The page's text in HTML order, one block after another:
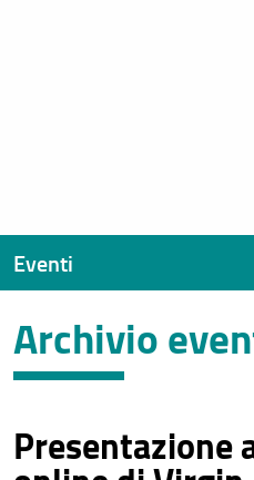
Archivio
Presentazione
Eventi
Eventi recenti
Archivio eventi